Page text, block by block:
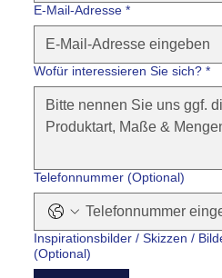
E-Mail-Adresse *
Wofür interessieren Sie sich? *
Telefonnummer (Optional)
Inspirationsbilder / Skizzen /
(Optional)